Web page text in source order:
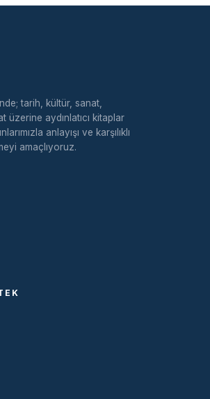
tarih, kültür, sanat,
üzerine aydınlatıcı kitaplar
anlayışı ve karşılıklı
amaçlıyoruz.